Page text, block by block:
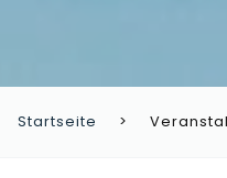
Startseite